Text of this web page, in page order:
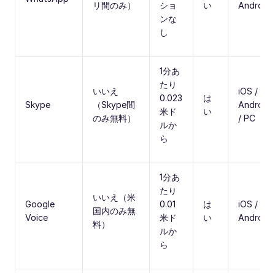
リ間のみ）
ショ
ンな
し
い
Android
Skype
いいえ
（Skype間
のみ無料）
1分あ
たり
0.023
米ド
ルか
ら
は
い
iOS /
Android
/ PC
Google
Voice
いいえ（米
国内のみ無
料）
1分あ
たり
0.01
米ド
ルか
ら
は
い
iOS /
Android